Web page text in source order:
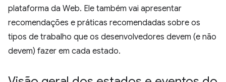
plataforma da Web. Ele também vai apresentar
recomendações e práticas recomendadas sobre os
tipos de trabalho que os desenvolvedores devem (e não
devem) fazer em cada estado.